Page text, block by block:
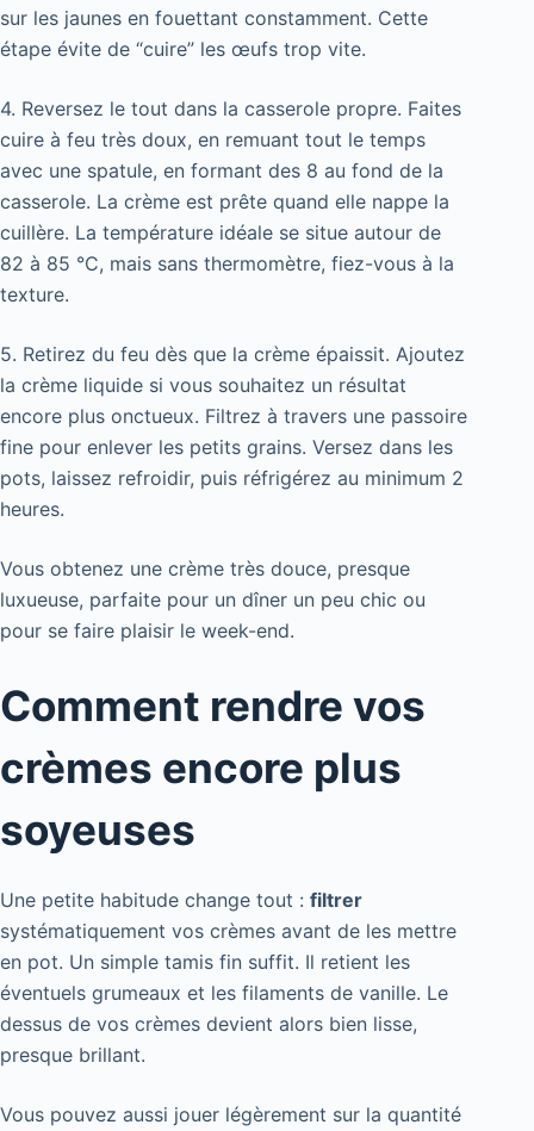
sur les jaunes en fouettant constamment. Cette
étape évite de “cuire” les œufs trop vite.
4. Reversez le tout dans la casserole propre. Faites
cuire à feu très doux, en remuant tout le temps
avec une spatule, en formant des 8 au fond de la
casserole. La crème est prête quand elle nappe la
cuillère. La température idéale se situe autour de
82 à 85 °C, mais sans thermomètre, fiez-vous à la
texture.
5. Retirez du feu dès que la crème épaissit. Ajoutez
la crème liquide si vous souhaitez un résultat
encore plus onctueux. Filtrez à travers une passoire
fine pour enlever les petits grains. Versez dans les
pots, laissez refroidir, puis réfrigérez au minimum 2
heures.
Vous obtenez une crème très douce, presque
luxueuse, parfaite pour un dîner un peu chic ou
pour se faire plaisir le week-end.
Comment rendre vos
crèmes encore plus
soyeuses
Une petite habitude change tout : filtrer
systématiquement vos crèmes avant de les mettre
en pot. Un simple tamis fin suffit. Il retient les
éventuels grumeaux et les filaments de vanille. Le
dessus de vos crèmes devient alors bien lisse,
presque brillant.
Vous pouvez aussi jouer légèrement sur la quantité